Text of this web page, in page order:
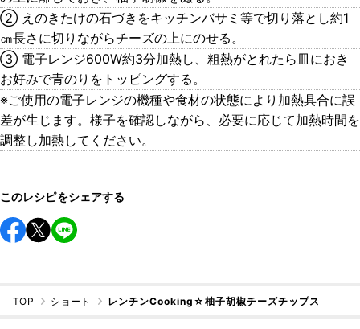
② えのきたけの石づきをキッチンバサミ等で切り落とし約1
㎝長さに切りながらチーズの上にのせる。
③ 電子レンジ600W約3分加熱し、粗熱がとれたら皿におき
お好みで青のりをトッピングする。
※ご使用の電子レンジの機種や食材の状態により加熱具合に誤
差が生じます。様子を確認しながら、必要に応じて加熱時間を
調整し加熱してください。
このレシピをシェアする
TOP ショート レンチンCooking☆柚子胡椒チーズチップス